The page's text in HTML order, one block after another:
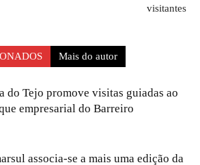
visitantes
Mais do autor
do Tejo promove visitas guiadas ao
empresarial do Barreiro
associa-se a mais uma edição da